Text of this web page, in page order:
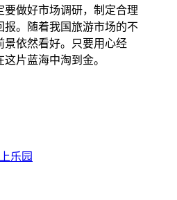
做好市场调研，制定合理
报。随着我国旅游市场的不
景依然看好。只要用心经
片蓝海中淘到金。
乐园